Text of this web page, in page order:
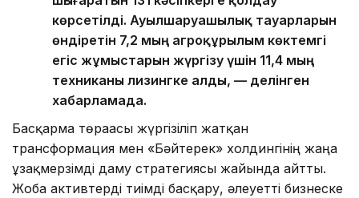
көрсетілді. Ауылшаруашылық тауарларын
өндіретін 7,2 мың агроқұрылым көктемгі
егіс жұмыстарын жүргізу үшін 11,4 мың
техниканы лизингке алды, — делінген
хабарламада.
Басқарма төрағасы жүргізіліп жатқан
трансформация мен «Бәйтерек» холдингінің жаңа
ұзақмерзімді даму стратегиясы жайында айтты.
Жоба активтерді тиімді басқару, әлеуетті бизнеске